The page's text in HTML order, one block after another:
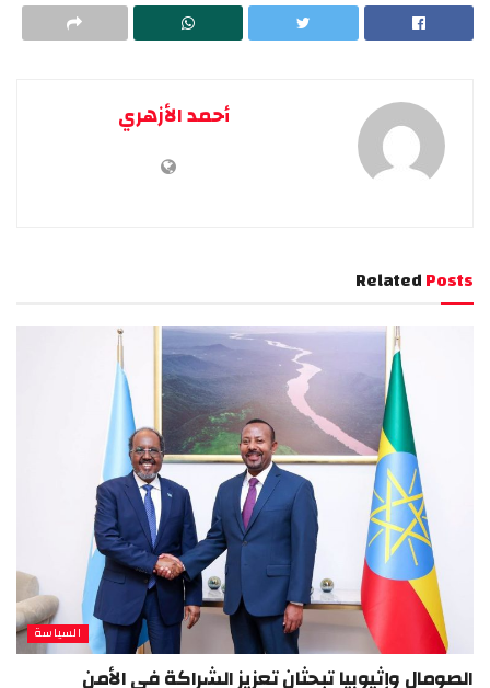
أحمد الأزهري
RelatedPosts
السياسة
الصومال وإثيوبيا تبحثان تعزيز الشراكة في الأمن